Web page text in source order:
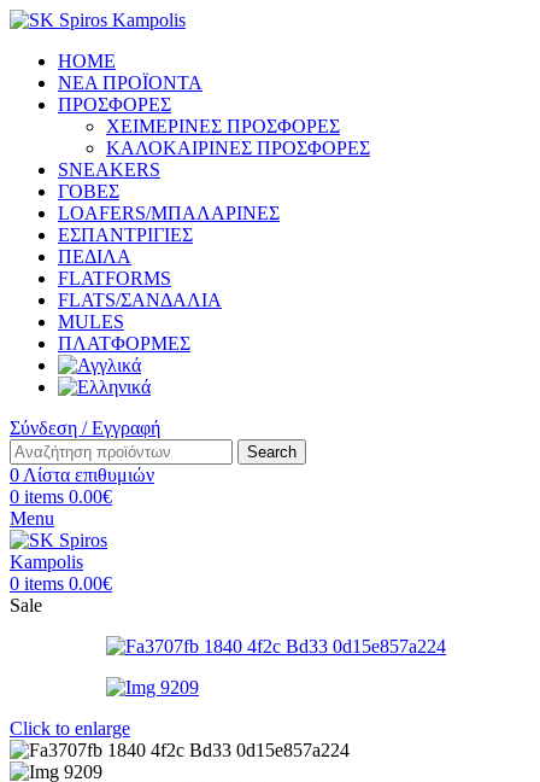
HOME
ΝΕΑ ΠΡΟΪΟΝΤΑ
ΠΡΟΣΦΟΡΕΣ
ΧΕΙΜΕΡΙΝΕΣ ΠΡΟΣΦΟΡΕΣ
ΚΑΛΟΚΑΙΡΙΝΕΣ ΠΡΟΣΦΟΡΕΣ
SNEAKERS
ΓΟΒΕΣ
LOAFERS/ΜΠΑΛΑΡΙΝΕΣ
ΕΣΠΑΝΤΡΙΓΙΕΣ
ΠΕΔΙΛΑ
FLATFORMS
FLATS/ΣΑΝΔΑΛΙΑ
MULES
ΠΛΑΤΦΟΡΜΕΣ
Σύνδεση / Εγγραφή
Search
0 Λίστα επιθυμιών
0 items 0.00€
Menu
0 items 0.00€
Sale
Click to enlarge